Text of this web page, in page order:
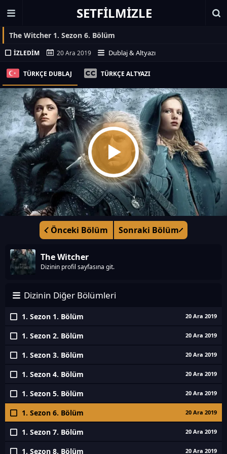
SETFILMIZLE
The Witcher 1. Sezon 6. Bölüm
İZLEDIM 20 Ara 2019 Dublaj & Altyazı
TÜRKÇE DUBLAJ TÜRKÇE ALTYAZI
Önceki Bölüm Sonraki Bölüm
The Witcher
Dizinin profil sayfasına git.
Dizinin Diğer Bölümleri
1. Sezon 1. Bölüm 20 Ara 2019
1. Sezon 2. Bölüm 20 Ara 2019
1. Sezon 3. Bölüm 20 Ara 2019
1. Sezon 4. Bölüm 20 Ara 2019
1. Sezon 5. Bölüm 20 Ara 2019
1. Sezon 6. Bölüm 20 Ara 2019
1. Sezon 7. Bölüm 20 Ara 2019
1. Sezon 8. Bölüm 20 Ara 2019